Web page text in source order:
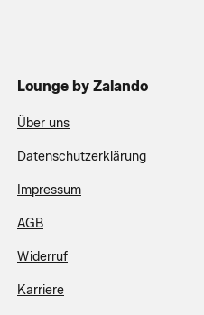
Lounge by Zalando
Über uns
Datenschutzerklärung
Impressum
AGB
Widerruf
Karriere